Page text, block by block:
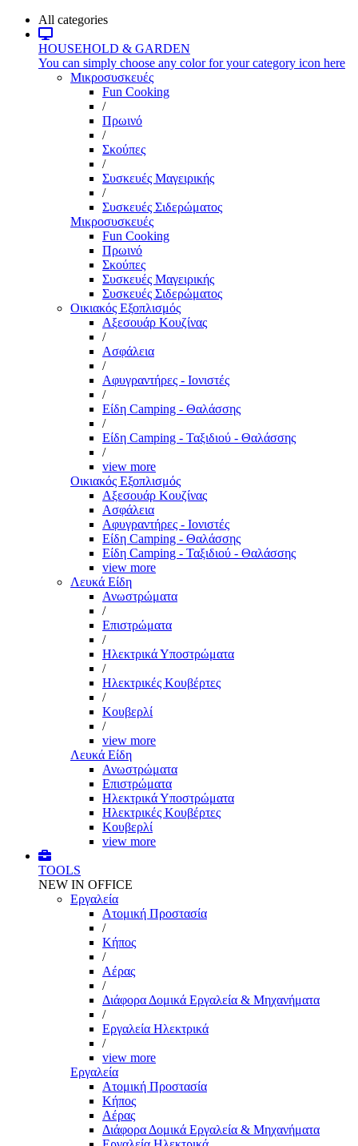
All categories
HOUSEHOLD & GARDEN
You can simply choose any color for your category icon here
Μικροσυσκευές
Fun Cooking
/
Πρωινό
/
Σκούπες
/
Συσκευές Μαγειρικής
/
Συσκευές Σιδερώματος
Μικροσυσκευές
Fun Cooking
Πρωινό
Σκούπες
Συσκευές Μαγειρικής
Συσκευές Σιδερώματος
Οικιακός Εξοπλισμός
Αξεσουάρ Κουζίνας
/
Ασφάλεια
/
Αφυγραντήρες - Ιονιστές
/
Είδη Camping - Θαλάσσης
/
Είδη Camping - Ταξιδιού - Θαλάσσης
/
view more
Οικιακός Εξοπλισμός
Αξεσουάρ Κουζίνας
Ασφάλεια
Αφυγραντήρες - Ιονιστές
Είδη Camping - Θαλάσσης
Είδη Camping - Ταξιδιού - Θαλάσσης
view more
Λευκά Είδη
Ανωστρώματα
/
Επιστρώματα
/
Ηλεκτρικά Υποστρώματα
/
Ηλεκτρικές Κουβέρτες
/
Κουβερλί
/
view more
Λευκά Είδη
Ανωστρώματα
Επιστρώματα
Ηλεκτρικά Υποστρώματα
Ηλεκτρικές Κουβέρτες
Κουβερλί
view more
TOOLS
NEW IN OFFICE
Εργαλεία
Aτομική Προστασία
/
Kήπος
/
Αέρας
/
Διάφορα Δομικά Εργαλεία & Μηχανήματα
/
Εργαλεία Ηλεκτρικά
/
view more
Εργαλεία
Aτομική Προστασία
Kήπος
Αέρας
Διάφορα Δομικά Εργαλεία & Μηχανήματα